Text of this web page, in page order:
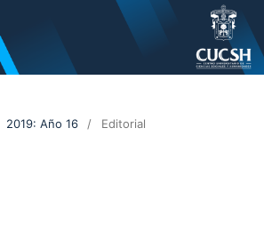
2019: Año 16 / Editorial